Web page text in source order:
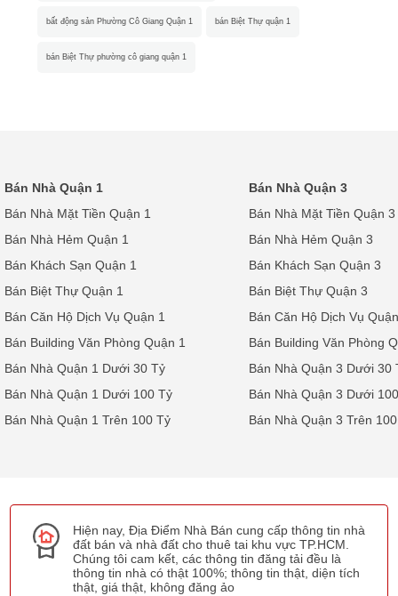
bất động sản Phường Cô Giang Quận 1 bán Biệt Thự quận 1
bán Biệt Thự phường cô giang quận 1
Bán Nhà Quận 1
Bán Nhà Quận 3
Bán Nhà Mặt Tiền Quận 1
Bán Nhà Mặt Tiền Quận 3
Bán Nhà Hẻm Quận 1
Bán Nhà Hẻm Quận 3
Bán Khách Sạn Quận 1
Bán Khách Sạn Quận 3
Bán Biệt Thự Quận 1
Bán Biệt Thự Quận 3
Bán Căn Hộ Dịch Vụ Quận 1
Bán Căn Hộ Dịch Vụ
Bán Building Văn Phòng Quận 1
Bán Building Văn Phòng
Bán Nhà Quận 1 Dưới 30 Tỷ
Bán Nhà Quận 3 Dưới 30
Bán Nhà Quận 1 Dưới 100 Tỷ
Bán Nhà Quận 3 Dưới
Bán Nhà Quận 1 Trên 100 Tỷ
Bán Nhà Quận 3 Trên
Hiện nay, Địa Điểm Nhà Bán cung cấp thông tin nhà
đất bán và nhà đất cho thuê tai khu vực TP.HCM.
Chúng tôi cam kết, các thông tin đăng tải đều là
thông tin nhà có thật 100%; thông tin thật, diện tích
thật, giá thật, không đăng ảo